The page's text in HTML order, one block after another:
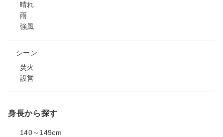
晴れ
雨
強風
シーン
焚火
設営
身長から探す
140～149cm